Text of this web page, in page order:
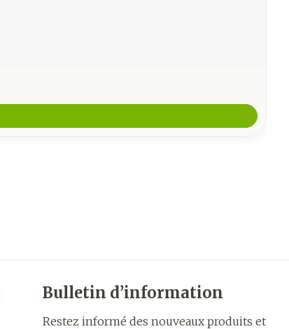
Bulletin d’information
Restez informé des nouveaux produits et